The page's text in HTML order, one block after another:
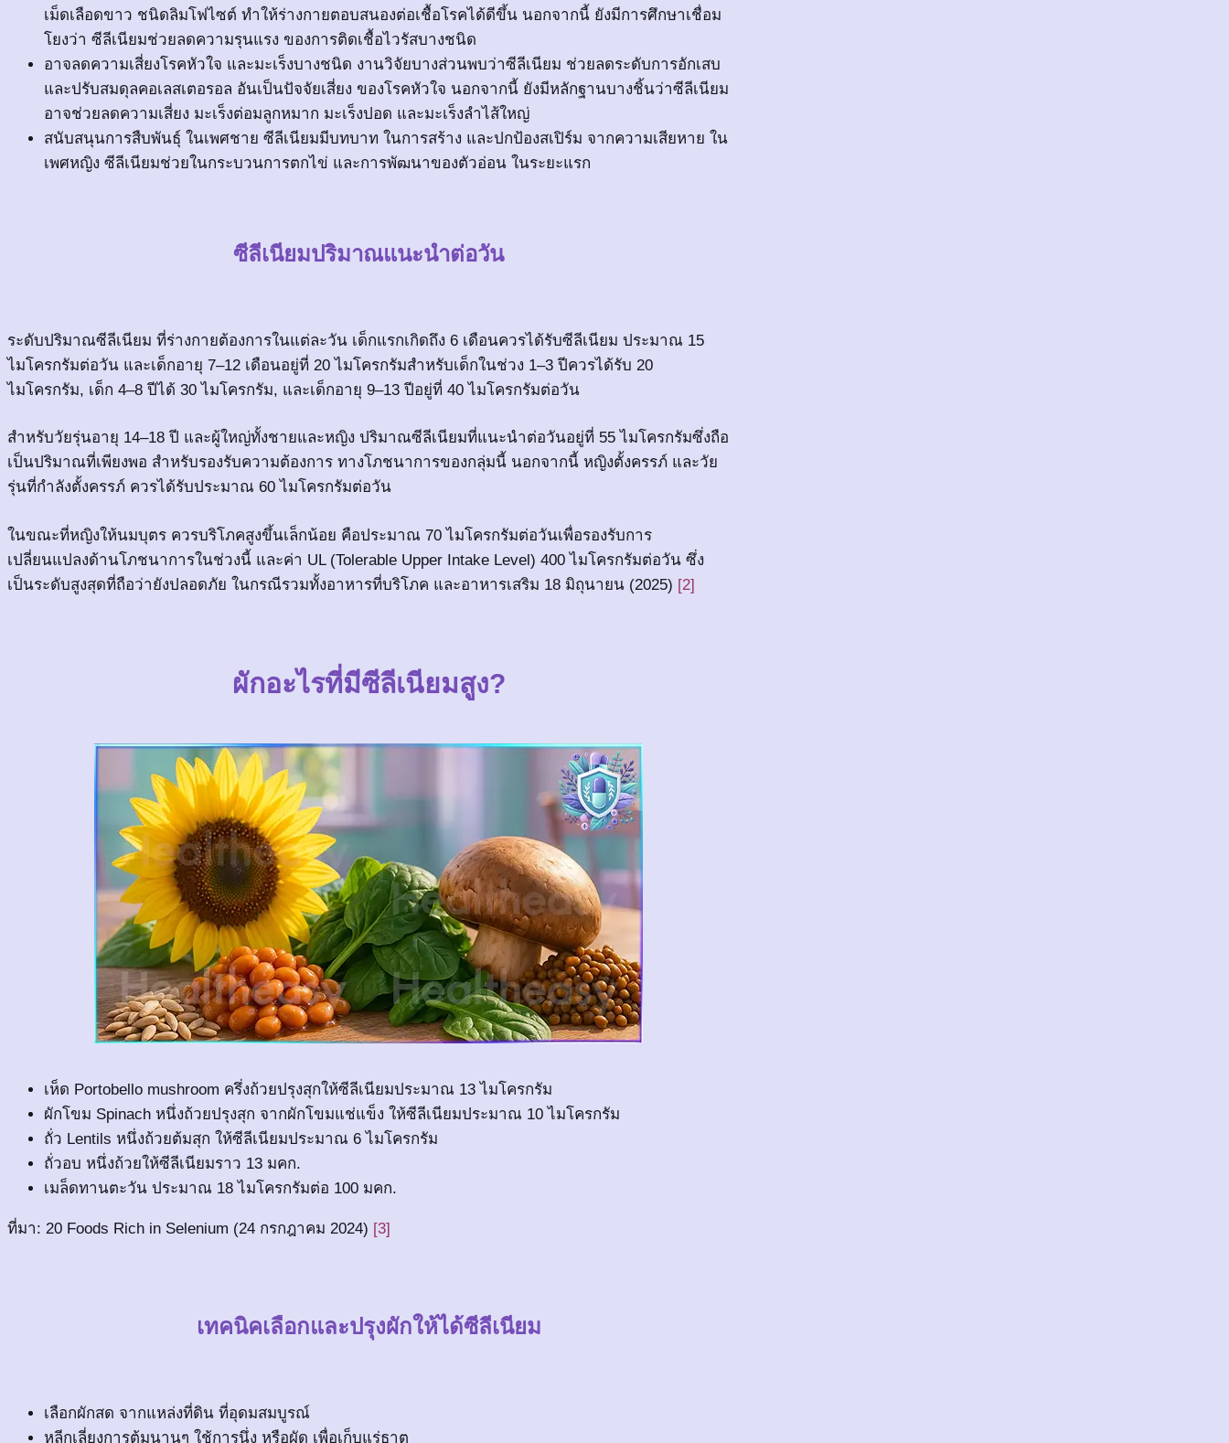
เม็ดเลือดขาว ชนิดลิมโฟไซต์ ทำให้ร่างกายตอบสนองต่อเชื้อโรคได้ดีขึ้น นอกจากนี้ ยังมีการศึกษาเชื่อม
โยงว่า ซีลีเนียมช่วยลดความรุนแรง ของการติดเชื้อไวรัสบางชนิด
อาจลดความเสี่ยงโรคหัวใจ และมะเร็งบางชนิด งานวิจัยบางส่วนพบว่าซีลีเนียม ช่วยลดระดับการอักเสบ
และปรับสมดุลคอเลสเตอรอล อันเป็นปัจจัยเสี่ยง ของโรคหัวใจ นอกจากนี้ ยังมีหลักฐานบางชิ้นว่าซีลีเนียม
อาจช่วยลดความเสี่ยง มะเร็งต่อมลูกหมาก มะเร็งปอด และมะเร็งลำไส้ใหญ่
สนับสนุนการสืบพันธุ์ ในเพศชาย ซีลีเนียมมีบทบาท ในการสร้าง และปกป้องสเปิร์ม จากความเสียหาย ใน
เพศหญิง ซีลีเนียมช่วยในกระบวนการตกไข่ และการพัฒนาของตัวอ่อน ในระยะแรก
ซีลีเนียมปริมาณแนะนำต่อวัน
ระดับปริมาณซีลีเนียม ที่ร่างกายต้องการในแต่ละวัน เด็กแรกเกิดถึง 6 เดือนควรได้รับซีลีเนียม ประมาณ 15
ไมโครกรัมต่อวัน และเด็กอายุ 7–12 เดือนอยู่ที่ 20 ไมโครกรัมสำหรับเด็กในช่วง 1–3 ปีควรได้รับ 20
ไมโครกรัม, เด็ก 4–8 ปีได้ 30 ไมโครกรัม, และเด็กอายุ 9–13 ปีอยู่ที่ 40 ไมโครกรัมต่อวัน
สำหรับวัยรุ่นอายุ 14–18 ปี และผู้ใหญ่ทั้งชายและหญิง ปริมาณซีลีเนียมที่แนะนำต่อวันอยู่ที่ 55 ไมโครกรัมซึ่งถือ
เป็นปริมาณที่เพียงพอ สำหรับรองรับความต้องการ ทางโภชนาการของกลุ่มนี้ นอกจากนี้ หญิงตั้งครรภ์ และวัย
รุ่นที่กำลังตั้งครรภ์ ควรได้รับประมาณ 60 ไมโครกรัมต่อวัน
ในขณะที่หญิงให้นมบุตร ควรบริโภคสูงขึ้นเล็กน้อย คือประมาณ 70 ไมโครกรัมต่อวันเพื่อรองรับการ
เปลี่ยนแปลงด้านโภชนาการในช่วงนี้ และค่า UL (Tolerable Upper Intake Level) 400 ไมโครกรัมต่อวัน ซึ่ง
เป็นระดับสูงสุดที่ถือว่ายังปลอดภัย ในกรณีรวมทั้งอาหารที่บริโภค และอาหารเสริม 18 มิถุนายน (2025) [2]
ผักอะไรที่มีซีลีเนียมสูง?
เห็ด Portobello mushroom ครึ่งถ้วยปรุงสุกให้ซีลีเนียมประมาณ 13 ไมโครกรัม
ผักโขม Spinach หนึ่งถ้วยปรุงสุก จากผักโขมแช่แข็ง ให้ซีลีเนียมประมาณ 10 ไมโครกรัม
ถั่ว Lentils หนึ่งถ้วยต้มสุก ให้ซีลีเนียมประมาณ 6 ไมโครกรัม
ถั่วอบ หนึ่งถ้วยให้ซีลีเนียมราว 13 มคก.
เมล็ดทานตะวัน ประมาณ 18 ไมโครกรัมต่อ 100 มคก.
ที่มา: 20 Foods Rich in Selenium (24 กรกฎาคม 2024) [3]
เทคนิคเลือกและปรุงผักให้ได้ซีลีเนียม
เลือกผักสด จากแหล่งที่ดิน ที่อุดมสมบูรณ์
หลีกเลี่ยงการต้มนานๆ ใช้การนึ่ง หรือผัด เพื่อเก็บแร่ธาตุ